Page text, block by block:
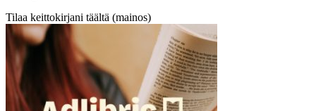
Tilaa keittokirjani täältä (mainos)